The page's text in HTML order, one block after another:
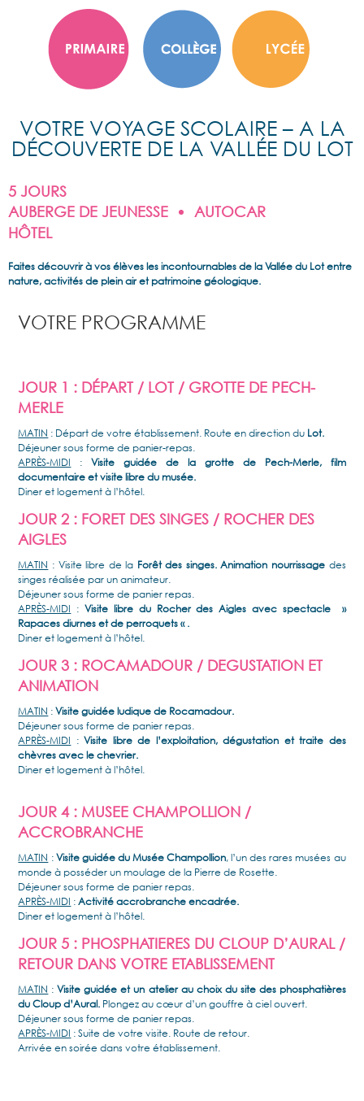
VOTRE VOYAGE SCOLAIRE – A LA
DÉCOUVERTE DE LA VALLÉE DU LOT
5 JOURS
AUBERGE DE JEUNESSE
AUTOCAR
HÔTEL
Faites découvrir à vos élèves les incontournables de la Vallée du Lot entre
nature, activités de plein air et patrimoine géologique.
VOTRE PROGRAMME
JOUR 1 : DÉPART / LOT / GROTTE DE PECH-
MERLE
MATIN : Départ de votre établissement. Route en direction du Lot.
Déjeuner sous forme de panier-repas.
APRÈS-MIDI :Visite guidée de la grotte de Pech-Merle, film
documentaire et visite libre du musée.
Diner et logement à l’hôtel.
JOUR 2 : FORET DES SINGES / ROCHER DES
AIGLES
MATIN : Visite libre de la Forêt des singes. Animation nourrissage des
singes réalisée par un animateur.
Déjeuner sous forme de panier repas.
APRÈS-MIDI :Visite libre du Rocher des Aigles avec spectacle »
Rapaces diurnes et de perroquets « .
Diner et logement à l’hôtel.
JOUR 3 : ROCAMADOUR / DEGUSTATION ET
ANIMATION
MATIN :Visite guidée ludique de Rocamadour.
Déjeuner sous forme de panier repas.
APRÈS-MIDI :Visite libre de l’exploitation, dégustation et traite des
chèvres avec le chevrier.
Diner et logement à l’hôtel.
JOUR 4 : MUSEE CHAMPOLLION /
ACCROBRANCHE
MATIN :Visite guidée du Musée Champollion, l’un des rares musées au
monde à posséder un moulage de la Pierre de Rosette.
Déjeuner sous forme de panier repas.
APRÈS-MIDI :Activité accrobranche encadrée.
Diner et logement à l’hôtel.
JOUR 5 : PHOSPHATIERES DU CLOUP D’AURAL /
RETOUR DANS VOTRE ETABLISSEMENT
MATIN :Visite guidée et un atelier au choix du site des phosphatières
du Cloup d’Aural. Plongez au cœur d’un gouffre à ciel ouvert.
Déjeuner sous forme de panier repas.
APRÈS-MIDI : Suite de votre visite. Route de retour.
Arrivée en soirée dans votre établissement.